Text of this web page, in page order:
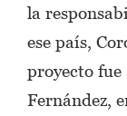
la
ese país,
proyecto
Fernández,